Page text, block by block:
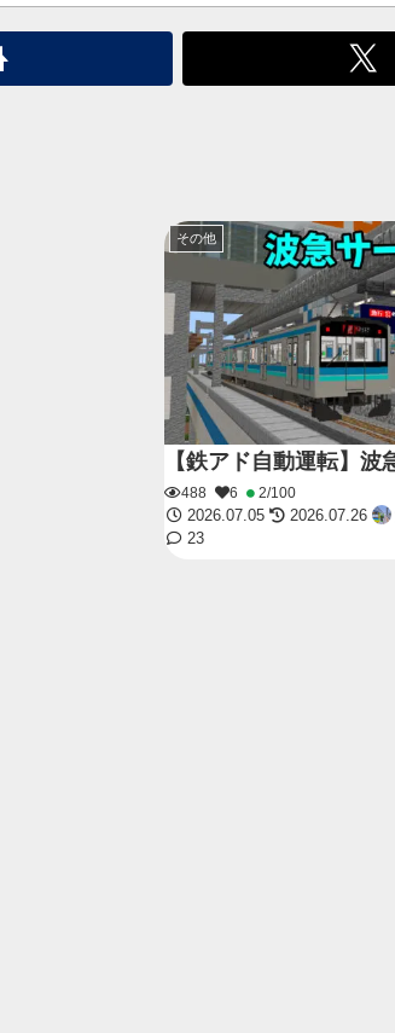
その他
【鉄アド自動運転】波
488 6
2/100
2026.07.05
2026.07.26
23